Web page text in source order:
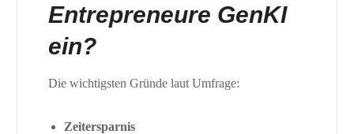
Entrepreneure GenKI
ein?
Die wichtigsten Gründe laut Umfrage:
Zeitersparnis